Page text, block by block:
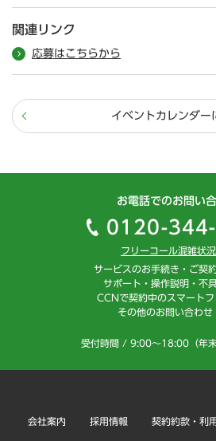
関連リンク
応募はこちらから
イベントカレンダー
お電話でのお問い
0120-
フリーコール混雑状
サービスのお手続き・ご契
サポート・操作説明・不
CCNで契約中のスマートフ
その他のお問い合わせ
受付時間 / 9:00～18:00（年末
会社案内 採用情報 契約約款・利